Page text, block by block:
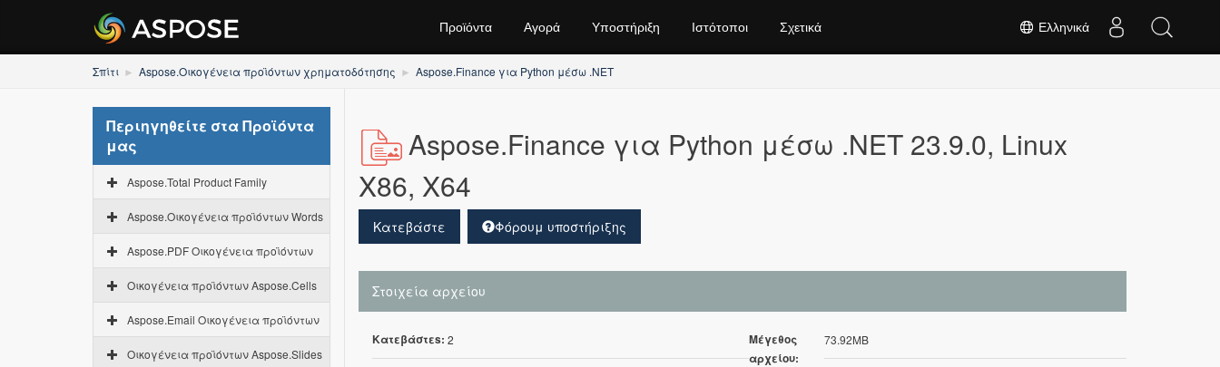
Ελληνικά
Προϊόντα Αγορά Υποστήριξη Ιστότοποι Σχετικά
Σπίτι Aspose.Οικογένεια προϊόντων χρηματοδότησης Aspose.Finance για Python μέσω .NET
Περιηγηθείτε στα Προϊόντα
μας
Aspose.Total Product Family
Aspose.Οικογένεια προϊόντων Words
Aspose.PDF Οικογένεια προϊόντων
Οικογένεια προϊόντων Aspose.Cells
Aspose.Email Οικογένεια προϊόντων
Οικογένεια προϊόντων Aspose.Slides
Aspose.Finance για Python μέσω .NET 23.9.0, Linux
X86, X64
Κατεβάστε Φόρουμ υποστήριξης
Στοιχεία αρχείου
Κατεβάστεs: 2
Μέγεθος
αρχείου:
73.92MB